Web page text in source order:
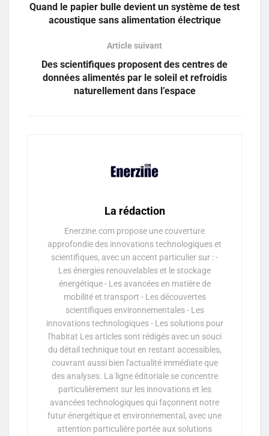
Quand le papier bulle devient un système de test
acoustique sans alimentation électrique
Article suivant
Des scientifiques proposent des centres de
données alimentés par le soleil et refroidis
naturellement dans l’espace
La rédaction
Enerzine.com propose une couverture
approfondie des innovations technologiques et
scientifiques, avec un accent particulier sur : -
Les énergies renouvelables et le stockage
énergétique - Les avancées en matière de
mobilité et transport - Les découvertes
scientifiques environnementales - Les
innovations technologiques - Les solutions pour
l'habitat Les articles sont rédigés avec un souci
du détail technique tout en restant accessibles,
couvrant aussi bien l'actualité immédiate que
des analyses. La ligne éditoriale se concentre
particulièrement sur les innovations et les
avancées technologiques qui façonnent notre
futur énergétique et environnemental, avec une
attention particulière portée aux solutions